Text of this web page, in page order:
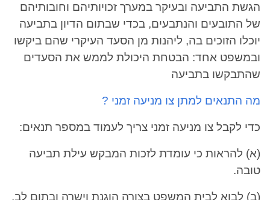
הגשת התביעה ובעיקר במערך זכויותיהם וחובותיהם
של התובעים והנתבעים, בכדי שבתום הדיון בתביעה
יוכלו הזוכים בה, ליהנות מן הסעד העיקרי שהם ביקשו
ובמשפט אחד: הבטחת היכולת לממש את הסעדים
שהתבקשו בתביעה
מה התנאים למתן צו מניעה זמני ?
כדי לקבל צו מניעה זמני צריך לעמוד במספר תנאים:
(א) להראות כי עומדת לזכות המבקש עילת תביעה
טובה.
(ב) לבוא לבית המשפט בצורה הוגנת וישרה ובתום לב,